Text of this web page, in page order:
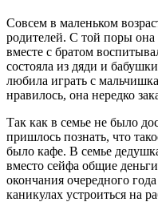
Совсем в маленьком
родителей. С той поры она
вместе с братом
состояла из дяди и
любила играть с
нравилось, она нередко
Так как в семье не было
пришлось познать, что
было кафе. В семье
вместо сейфа общие
окончания очередного
каникулах устроиться на